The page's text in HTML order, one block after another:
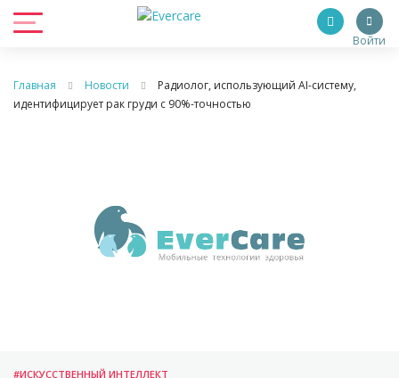
Войти
Главная Новости
Радиолог, использующий AI-систему,
идентифицирует рак груди с 90%-точностью
#ИСКУССТВЕННЫЙ ИНТЕЛЛЕКТ